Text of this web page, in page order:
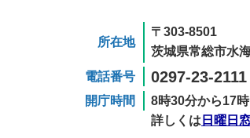
所在地
〒303-8501
茨城県常総市水
電話番号
0297-23-2111
開庁時間
8時30分から17
詳しくは 日曜日